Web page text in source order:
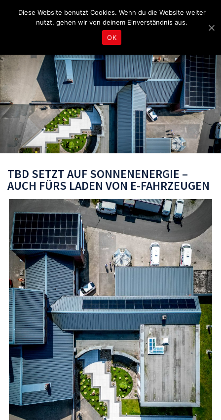
TBD SETZT AUF SONNENENERGIE –
AUCH FÜRS LADEN VON E-FAHRZEUGEN
Diese Website benutzt Cookies. Wenn du die Website weiter
nutzt, gehen wir von deinem Einverständnis aus.
OK